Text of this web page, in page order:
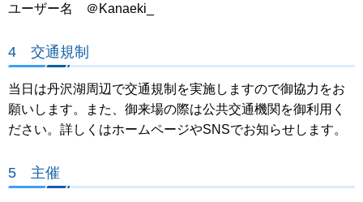
ユーザー名 ＠Kanaeki_
4 交通規制
当日は丹沢湖周辺で交通規制を実施しますので御協力をお
願いします。また、御来場の際は公共交通機関を御利用く
ださい。詳しくはホームページやSNSでお知らせします。
5 主催